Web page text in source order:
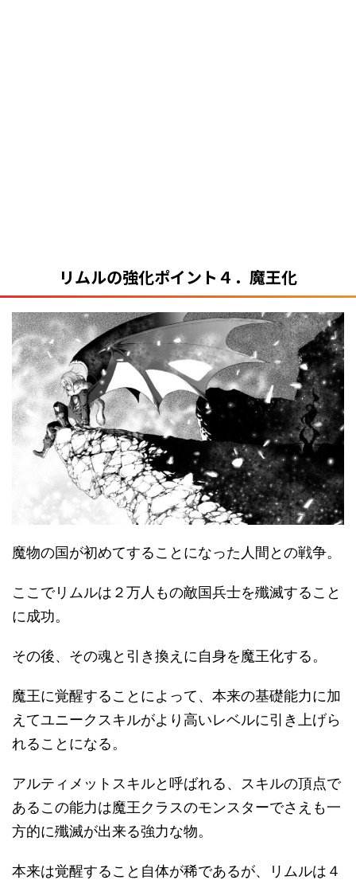
リムルの強化ポイント４．魔王化
魔物の国が初めてすることになった人間との戦争。
ここでリムルは２万人もの敵国兵士を殲滅すること
に成功。
その後、その魂と引き換えに自身を魔王化する。
魔王に覚醒することによって、本来の基礎能力に加
えてユニークスキルがより高いレベルに引き上げら
れることになる。
アルティメットスキルと呼ばれる、スキルの頂点で
あるこの能力は魔王クラスのモンスターでさえも一
方的に殲滅が出来る強力な物。
本来は覚醒すること自体が稀であるが、リムルは４